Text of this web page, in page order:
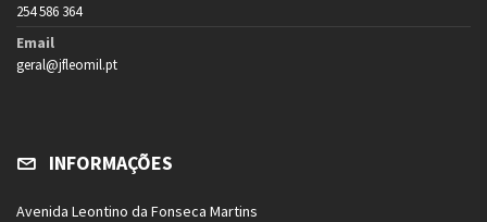
254 586 364
Email
geral@jfleomil.pt
INFORMAÇÕES
Avenida Leontino da Fonseca Martins